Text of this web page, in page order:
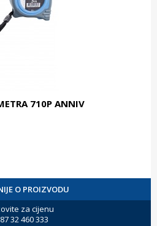
710P ANNIV
O PROIZVODU
za cijenu
32 460 333